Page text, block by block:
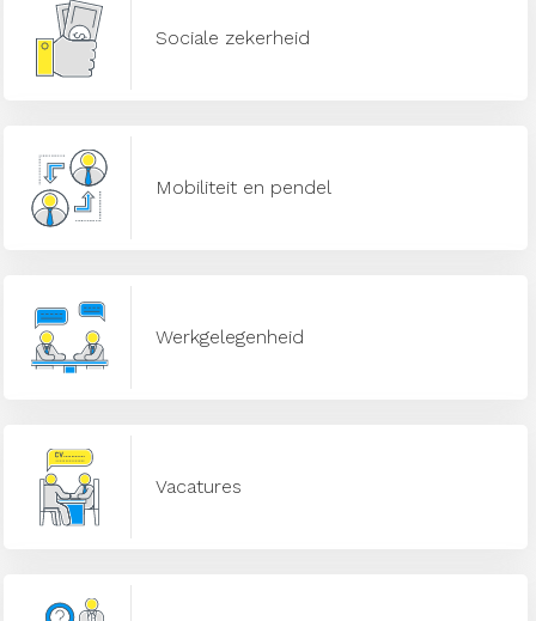
Sociale zekerheid
Mobiliteit en pendel
Werkgelegenheid
Vacatures